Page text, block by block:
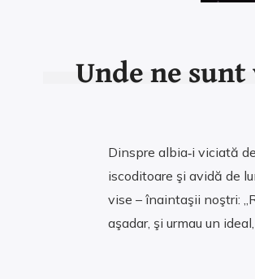
Unde ne
Dinspre albia‑i viciată
iscoditoare şi avidă de
vise – înaintaşii noştri:
aşadar, şi urmau un